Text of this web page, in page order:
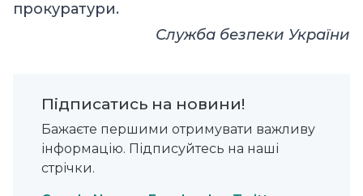
прокуратури.
Служба безпеки України
Підписатись на новини!
Бажаєте першими отримувати важливу
інформацію. Підписуйтесь на наші
стрічки.